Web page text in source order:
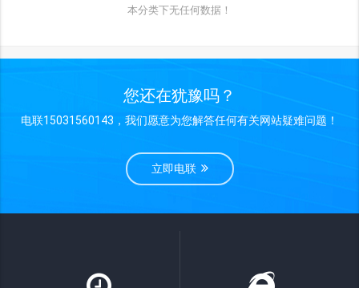
本分类下无任何数据！
您还在犹豫吗？
电联15031560143，我们愿意为您解答任何有关网站疑难问题！
立即电联